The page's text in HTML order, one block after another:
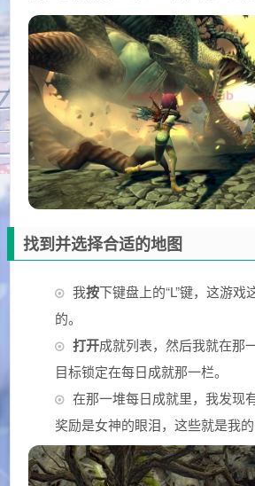
找到并选择合适的地图
我按下键盘上的“L”键，这游
的。
打开成就列表，然后我就在那
目标锁定在每日成就那一栏。
在那一堆每日成就里，我发现
奖励是女神的眼泪，这些就是我的